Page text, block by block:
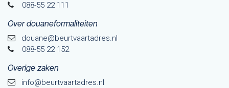
088-55 22 111
Over douaneformaliteiten
douane@beurtvaarta​dres.nl
088-55 22 152
Overige zaken
info@beurtvaartadres.nl